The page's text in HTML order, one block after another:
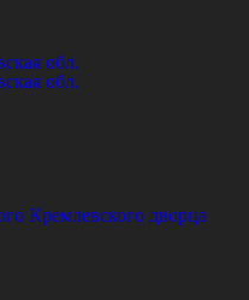
обл.
обл.
Кремлевского дворца